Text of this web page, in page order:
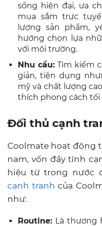
sống hiện đại, ưa
mua sắm trực
lượng sản phẩm,
hướng chọn lựa
với môi trường.
Nhu cầu: Tìm kiếm
giản, tiện dụng
mỹ và chất lượng
thích phong cách tối
Đối thủ cạnh
Coolmate hoạt động
nam, vốn đầy tính
hiệu từ trong nước
cạnh tranh của
như:
Routine: Là thương